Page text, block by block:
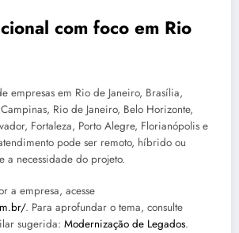
com foco em Rio
empresas em Rio de Janeiro, Brasília,
Rio de Janeiro, Belo Horizonte,
Fortaleza, Porto Alegre, Florianópolis e
pode ser remoto, híbrido ou
a necessidade do projeto.
a empresa, acesse
. Para aprofundar o tema, consulte
sugerida: Modernização de Legados.